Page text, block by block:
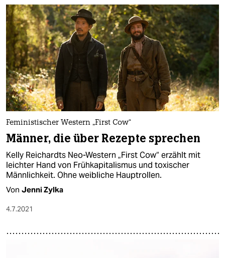
Feministischer Western „First Cow“
Männer, die über Rezepte sprechen
Kelly Reichardts Neo-Western „First Cow“ erzählt mit
leichter Hand von Frühkapitalismus und toxischer
Männlichkeit. Ohne weibliche Hauptrollen.
Von Jenni Zylka
4.7.2021